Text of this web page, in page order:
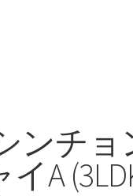
ンチョ
A